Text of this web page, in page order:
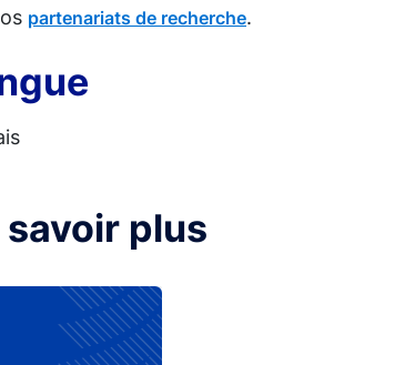
partenariats de recherche.
savoir plus